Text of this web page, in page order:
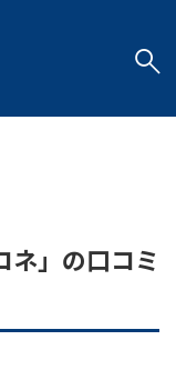
ネ」の口コミ